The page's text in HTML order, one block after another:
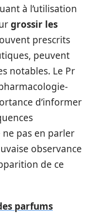
à l’utilisation
grossir les
prescrits
peuvent
notables. Le Pr
d’informer
pas en parler
observance
de ce
parfums